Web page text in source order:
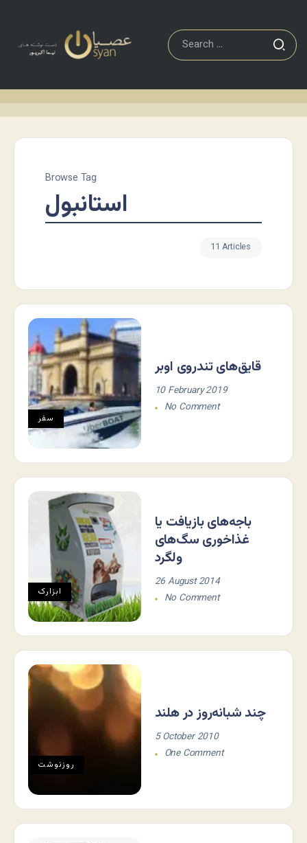
Browse Tag
استانبول
11 Articles
سفر
قایق‌های تندروی اوبر
10 February 2019
No Comment
ابزارک
باجه‌های بازیافت یا
غذاخوری سگ‌های
ولگرد
26 August 2014
No Comment
روزنوشت
چند شبانه‌روز در هلند
5 October 2010
One Comment